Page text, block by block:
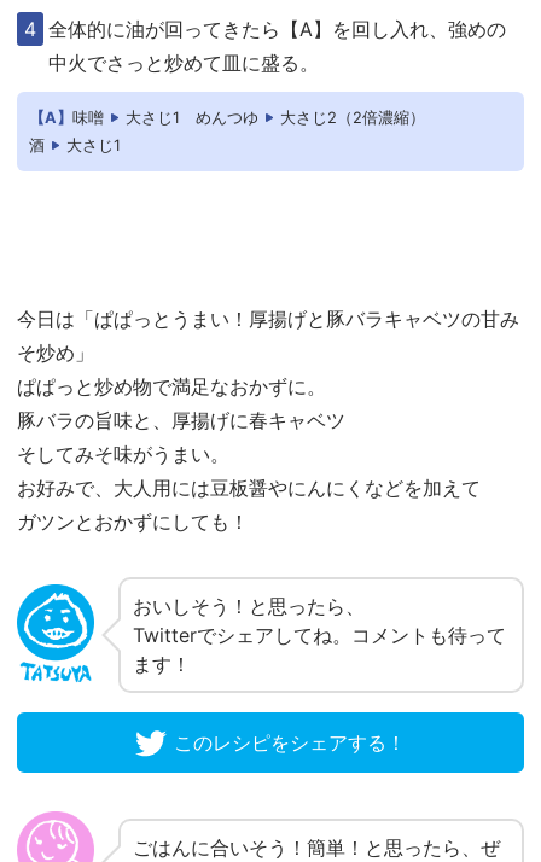
全体的に油が回ってきたら【A】を回し入れ、強めの
中火でさっと炒めて皿に盛る。
【A】 味噌 大さじ1 めんつゆ
大さじ2（2倍濃縮）
酒
大さじ1
今日は「ぱぱっとうまい！厚揚げと豚バラキャベツの甘み
そ炒め」
ぱぱっと炒め物で満足なおかずに。
豚バラの旨味と、厚揚げに春キャベツ
そしてみそ味がうまい。
お好みで、大人用には豆板醤やにんにくなどを加えて
ガツンとおかずにしても！
おいしそう！と思ったら、
Twitterでシェアしてね。コメントも待って
ます！
このレシピをシェアする！
ごはんに合いそう！簡単！と思ったら、ぜ